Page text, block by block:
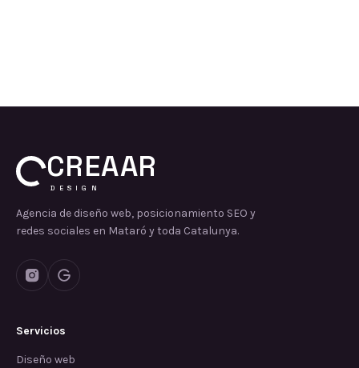
CREAAR
DESIGN
Agencia de diseño web, posicionamiento SEO y
redes sociales en Mataró y toda Catalunya.
Servicios
Diseño web